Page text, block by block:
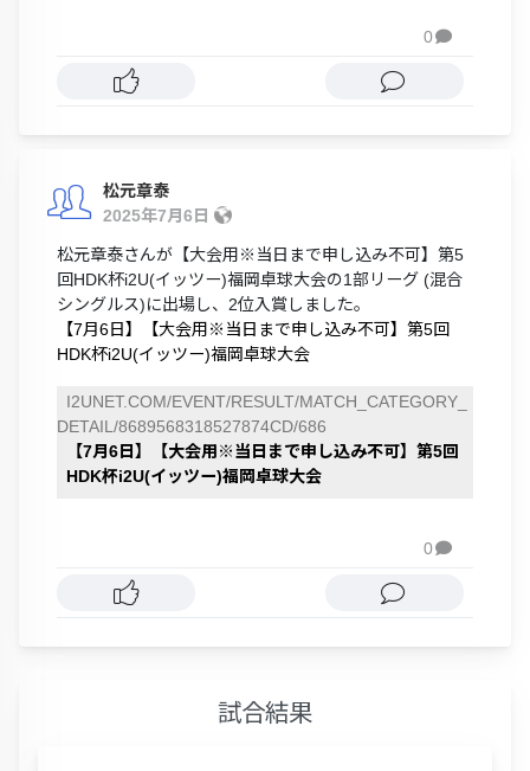
0
松元章泰
2025年7月6日
松元章泰さんが【大会用※当日まで申し込み不可】第5
回HDK杯i2U(イッツー)福岡卓球大会の1部リーグ (混合
シングルス)に出場し、2位入賞しました。
【7月6日】【大会用※当日まで申し込み不可】第5回
HDK杯i2U(イッツー)福岡卓球大会
I2UNET.COM/EVENT/RESULT/MATCH_CATEGORY_
DETAIL/8689568318527874CD/686
【7月6日】【大会用※当日まで申し込み不可】第5回
HDK杯i2U(イッツー)福岡卓球大会
0
試合結果